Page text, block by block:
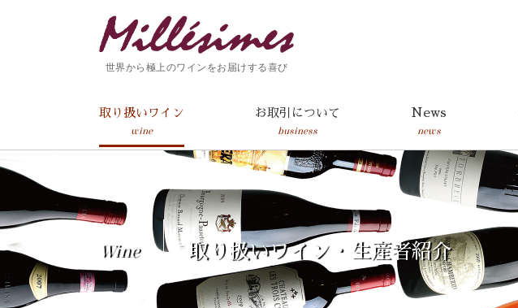
世界から極上のワインをお届けする喜び
取り扱いワイン
wine
お取引について
business
News
news
Wine 取り扱いワイン・生産者紹介